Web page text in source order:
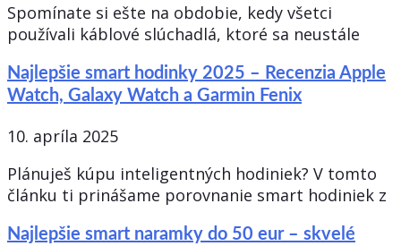
Spomínate si ešte na obdobie, kedy všetci
používali káblové slúchadlá, ktoré sa neustále
Najlepšie smart hodinky 2025 – Recenzia Apple
Watch, Galaxy Watch a Garmin Fenix
10. apríla 2025
Plánuješ kúpu inteligentných hodiniek? V tomto
článku ti prinášame porovnanie smart hodiniek z
Najlepšie smart naramky do 50 eur – skvelé